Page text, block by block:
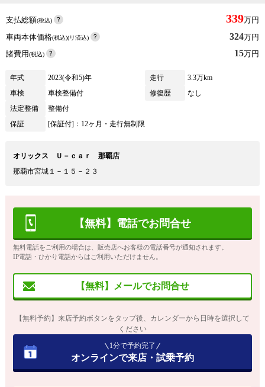
支払総額(税込) 339万円
車両本体価格(税込)(リ済込) 324万円
諸費用(税込) 15万円
年式 2023(令和5)年 走行
3.3万km
車検
車検整備付 修復歴
なし
法定整備
整備付
保証
[保証付]：12ヶ月・走行無制限
オリックス Ｕ－ｃａｒ 那覇店
那覇市宮城１－１５－２３
【無料】電話でお問合せ
無料電話をご利用の場合は、販売店へお客様の電話番号が通知されます。
IP電話・ひかり電話からはご利用いただけません。
【無料】メールでお問合せ
【無料予約】来店予約ボタンをタップ後、カレンダーから日時を選択して
ください
1分で予約完了
オンラインで来店・試乗予約